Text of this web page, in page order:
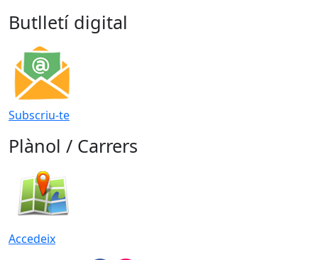
Butlletí digital
Subscriu-te
Plànol / Carrers
Accedeix